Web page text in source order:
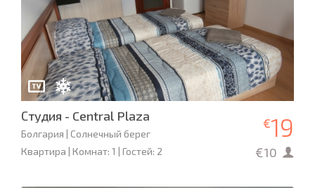
Студия - Central Plaza
Болгария | Солнечный берег
Квартира | Комнат: 1 | Гостей: 2
€19
€10